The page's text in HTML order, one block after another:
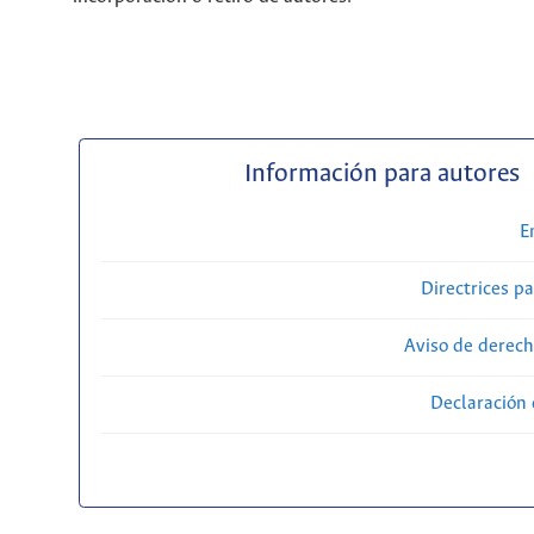
Información para autores
Directrices
Aviso de